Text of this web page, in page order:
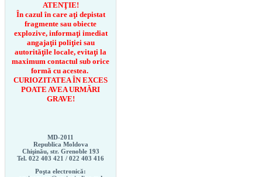
ATENŢIE!
În cazul în care aţi depistat
fragmente sau obiecte
explozive, informaţi imediat
angajaţii poliţiei sau
autorităţile locale, evitaţi la
maximum contactul sub orice
formă cu acestea.
CURIOZITATEA ÎN EXCES
POATE AVEA URMĂRI
GRAVE!
MD-2011
Republica Moldova
Chişinău, str. Grenoble 193
Tel. 022 403 421 / 022 403 416
Poşta electronică: